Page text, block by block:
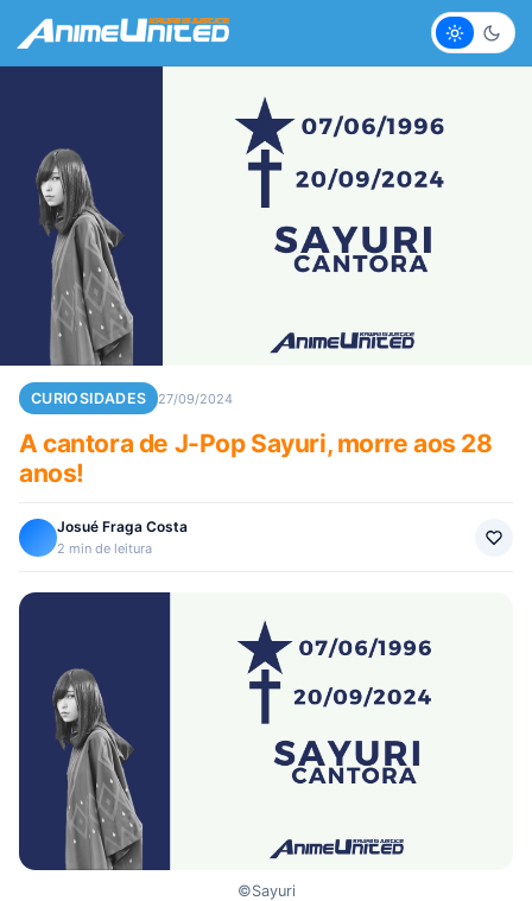
Claro
CURIOSIDADES 27/09/2024
A cantora de J-Pop Sayuri, morre aos 28
anos!
Josué Fraga Costa
2 min de leitura
©Sayuri